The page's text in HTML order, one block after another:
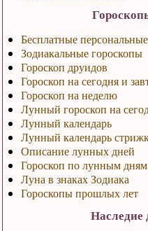
Бесплатные
Зодиакальные гороскопы
Гороскоп друидов
Гороскоп на сегодня и
Гороскоп на неделю
Лунный гороскоп на
Лунный календарь
Лунный календарь
Описание лунных дней
Гороскоп по лунным дням
Луна в знаках Зодиака
Гороскопы прошлых лет
Наследие